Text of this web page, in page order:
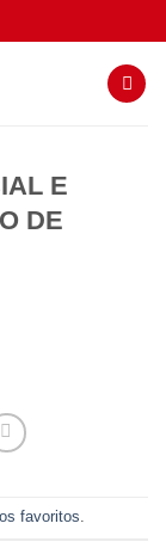
E
DE
favoritos.